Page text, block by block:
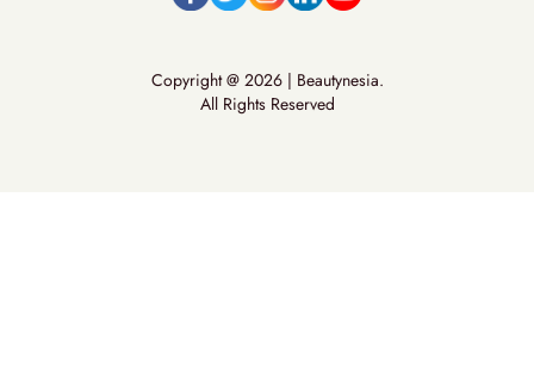
Copyright @ 2026 | Beautynesia.
All Rights Reserved